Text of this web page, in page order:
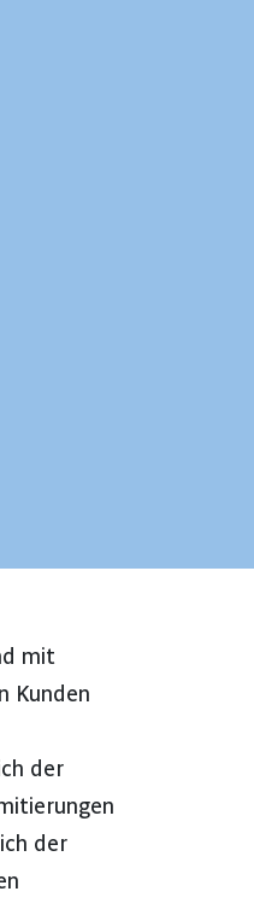
mit
Kunden
der
der